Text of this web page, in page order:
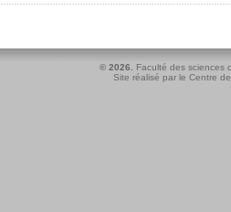
© 2026.
Faculté des sciences
Site réalisé par le Centre